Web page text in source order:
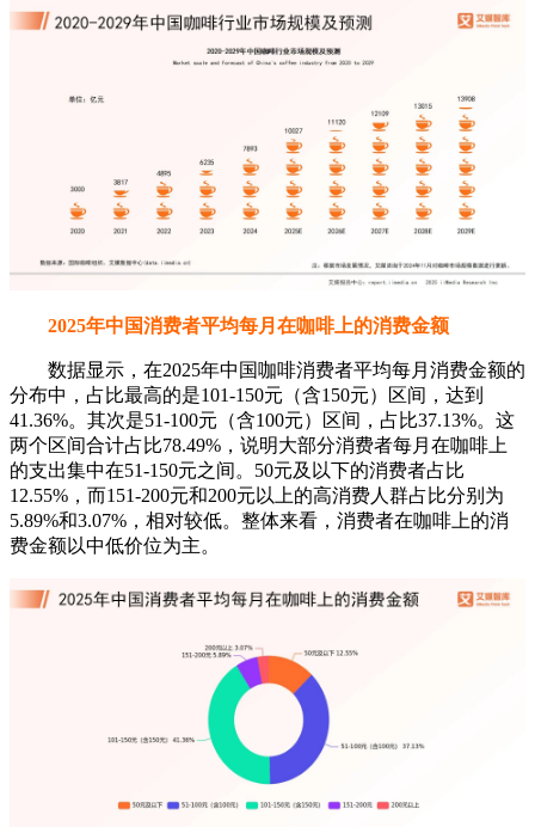
2025年中国消费者平均每月在咖啡上的消费金额
数据显示，在2025年中国咖啡消费者平均每月消费金额的
分布中，占比最高的是101-150元（含150元）区间，达到
41.36%。其次是51-100元（含100元）区间，占比37.13%。这
两个区间合计占比78.49%，说明大部分消费者每月在咖啡上
的支出集中在51-150元之间。50元及以下的消费者占比
12.55%，而151-200元和200元以上的高消费人群占比分别为
5.89%和3.07%，相对较低。整体来看，消费者在咖啡上的消
费金额以中低价位为主。